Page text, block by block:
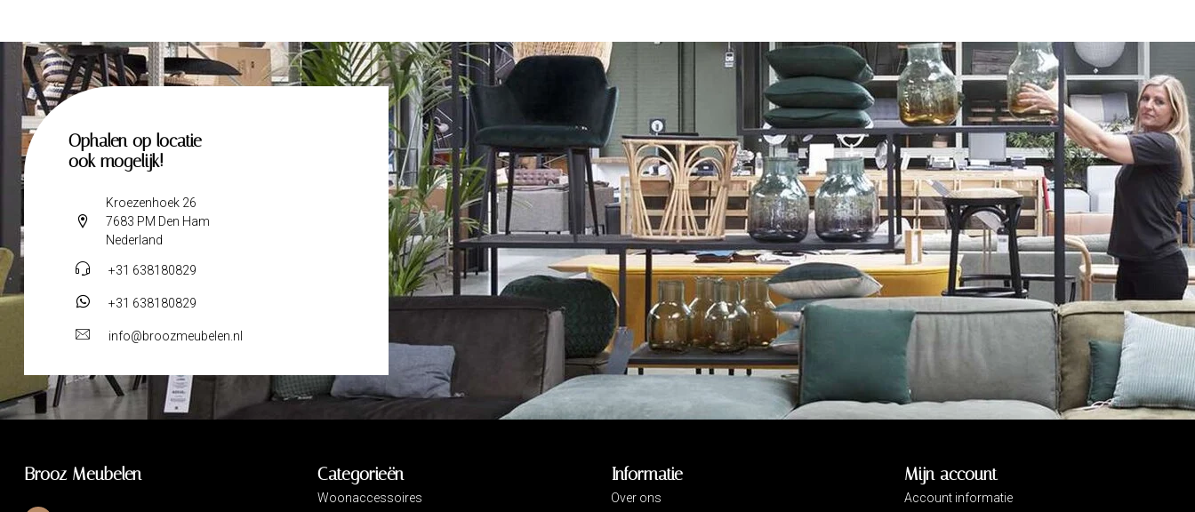
Ophalen op locatie
ook mogelijk!
Kroezenhoek 26
7683 PM Den Ham
Nederland
+31 638180829
+31 638180829
info@broozmeubelen.nl
Brooz Meubelen Categorieën
Woonaccessoires
Informatie
Over ons
Mijn account
Account informatie